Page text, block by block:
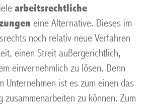
arbeitsrechtliche
eine Alternative. Dieses im
noch relativ neue Verfahren
einen Streit außergerichtlich,
einvernehmlich zu lösen. Denn
Unternehmen ist es zum einen das
zusammenarbeiten zu können. Zum